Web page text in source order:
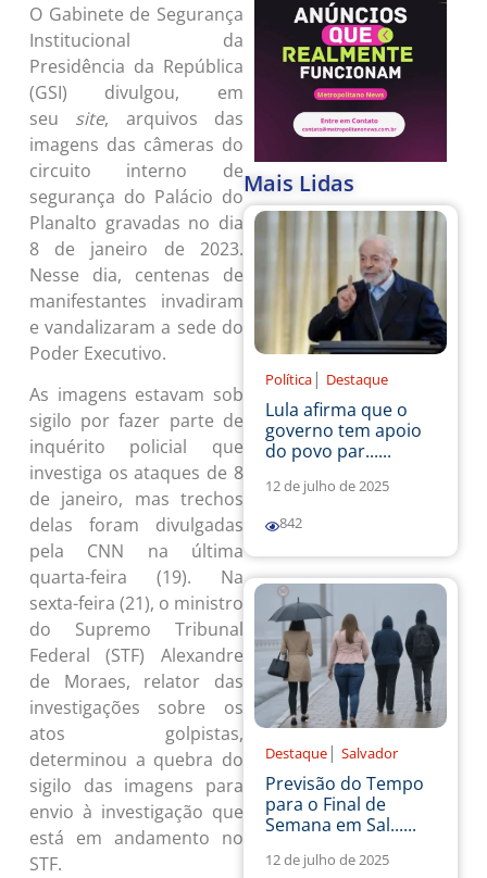
O Gabinete de Segurança
Institucional da
Presidência da República
(GSI) divulgou, em
seu site, arquivos das
imagens das câmeras do
circuito interno de
segurança do Palácio do
Planalto gravadas no dia
8 de janeiro de 2023.
Nesse dia, centenas de
manifestantes invadiram
e vandalizaram a sede do
Poder Executivo.
As imagens estavam sob
sigilo por fazer parte de
inquérito policial que
investiga os ataques de 8
de janeiro, mas trechos
delas foram divulgadas
pela CNN na última
quarta-feira (19). Na
sexta-feira (21), o ministro
do Supremo Tribunal
Federal (STF) Alexandre
de Moraes, relator das
investigações sobre os
atos golpistas,
determinou a quebra do
sigilo das imagens para
envio à investigação que
está em andamento no
STF.
Mais Lidas
Política | Destaque
Lula afirma que o
governo tem apoio
do povo par......
12 de julho de 2025
842
Destaque | Salvador
Previsão do Tempo
para o Final de
Semana em Sal......
12 de julho de 2025